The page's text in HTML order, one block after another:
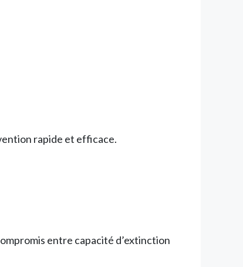
rapide et efficace.
entre capacité d’extinction